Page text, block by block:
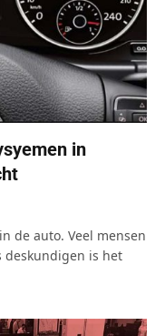
in
de auto. Veel mensen
is het